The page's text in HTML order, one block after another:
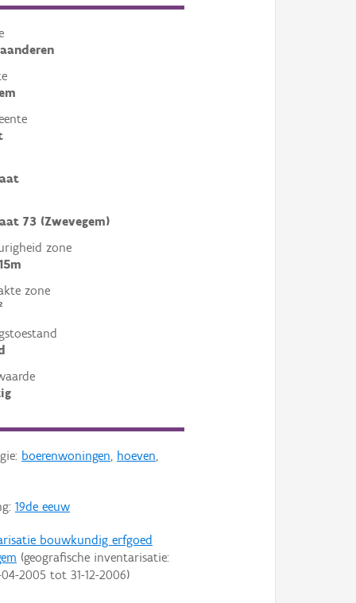
73 (Zwevegem)
zone
zone
boerenwoningen, hoeven,
19de eeuw
bouwkundig erfgoed
(geografische inventarisatie:
04-2005 tot 31-12-2006)